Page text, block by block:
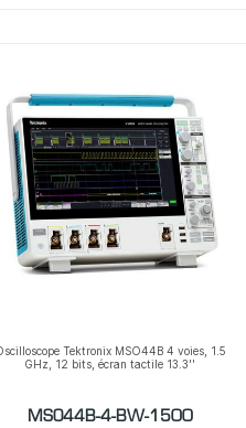
Tektronix MSO44B 4 voies, 1.5
GHz, 12 bits, écran tactile 13.3''
MSO44B-4-BW-1500